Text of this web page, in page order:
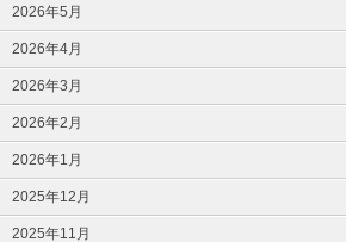
2026年5月
2026年4月
2026年3月
2026年2月
2026年1月
2025年12月
2025年11月